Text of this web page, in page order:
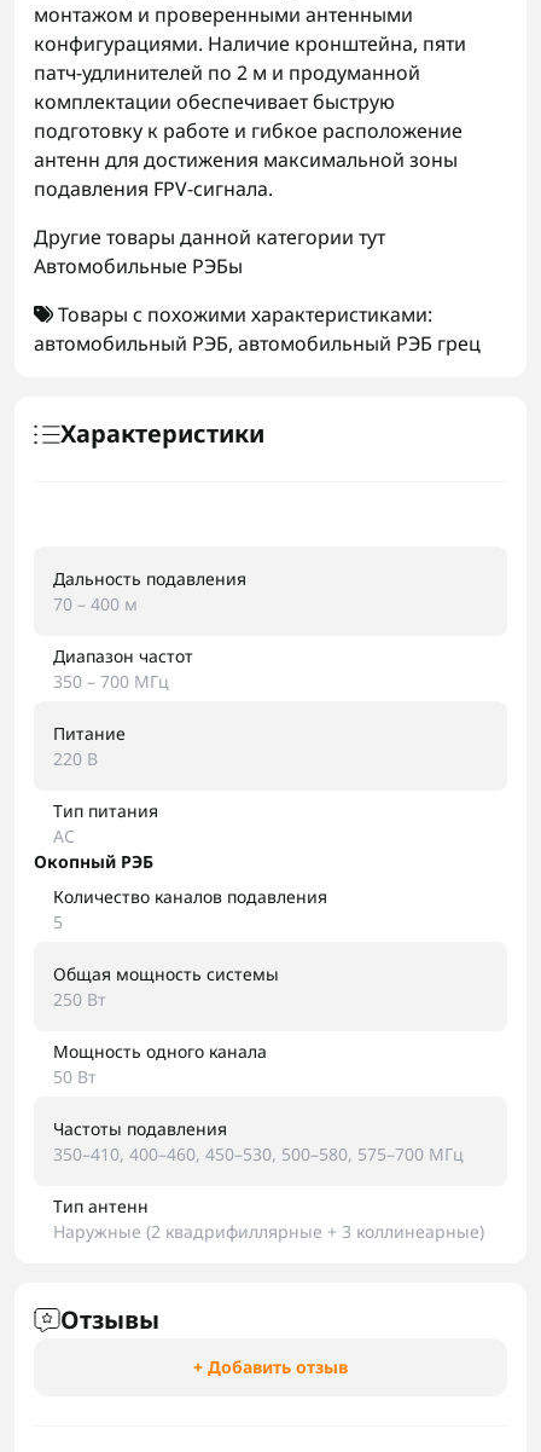
монтажом и проверенными антенными
конфигурациями. Наличие кронштейна, пяти
патч-удлинителей по 2 м и продуманной
комплектации обеспечивает быструю
подготовку к работе и гибкое расположение
антенн для достижения максимальной зоны
подавления FPV-сигнала.
Другие товары данной категории тут
Автомобильные РЭБы
Товары с похожими характеристиками:
автомобильный РЭБ, автомобильный РЭБ грец
Характеристики
Дальность подавления
70 – 400 м
Диапазон частот
350 – 700 МГц
Питание
220 В
Тип питания
AC
Окопный РЭБ
Количество каналов подавления
5
Общая мощность системы
250 Вт
Мощность одного канала
50 Вт
Частоты подавления
350–410, 400–460, 450–530, 500–580, 575–700 МГц
Тип антенн
Наружные (2 квадрифиллярные + 3 коллинеарные)
Отзывы
+ Добавить отзыв